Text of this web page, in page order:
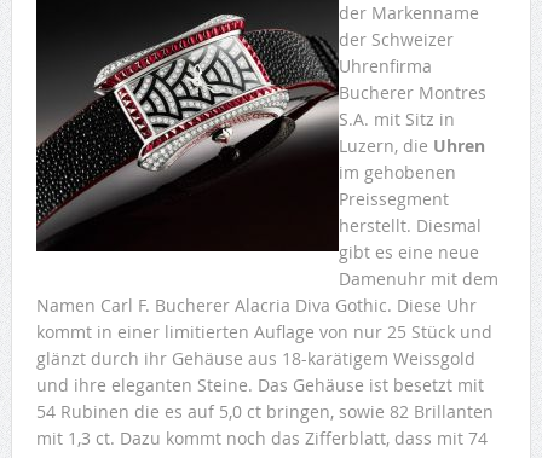
der Markenname
der Schweizer
Uhrenfirma
Bucherer Montres
S.A. mit Sitz in
Luzern, die Uhren
im gehobenen
Preissegment
herstellt. Diesmal
gibt es eine neue
Damenuhr mit dem
Namen Carl F. Bucherer Alacria Diva Gothic. Diese Uhr
kommt in einer limitierten Auflage von nur 25 Stück und
glänzt durch ihr Gehäuse aus 18-karätigem Weissgold
und ihre eleganten Steine. Das Gehäuse ist besetzt mit
54 Rubinen die es auf 5,0 ct bringen, sowie 82 Brillanten
mit 1,3 ct. Dazu kommt noch das Zifferblatt, dass mit 74